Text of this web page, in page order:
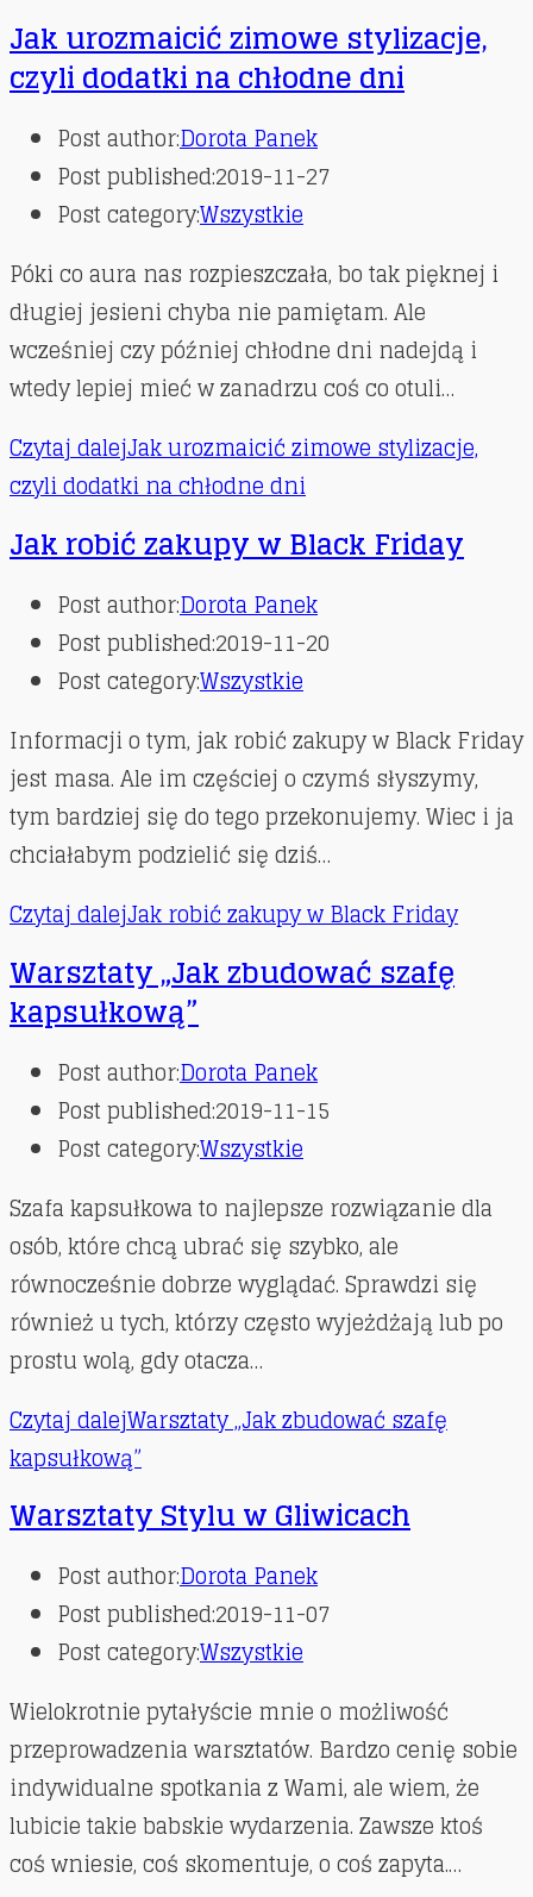
Jak urozmaicić zimowe stylizacje,
czyli dodatki na chłodne dni
Post author:Dorota Panek
Post published:2019-11-27
Post category:Wszystkie
Póki co aura nas rozpieszczała, bo tak pięknej i
długiej jesieni chyba nie pamiętam. Ale
wcześniej czy później chłodne dni nadejdą i
wtedy lepiej mieć w zanadrzu coś co otuli…
Czytaj dalejJak urozmaicić zimowe stylizacje,
czyli dodatki na chłodne dni
Jak robić zakupy w Black Friday
Post author:Dorota Panek
Post published:2019-11-20
Post category:Wszystkie
Informacji o tym, jak robić zakupy w Black Friday
jest masa. Ale im częściej o czymś słyszymy,
tym bardziej się do tego przekonujemy. Wiec i ja
chciałabym podzielić się dziś…
Czytaj dalejJak robić zakupy w Black Friday
Warsztaty „Jak zbudować szafę
kapsułkową”
Post author:Dorota Panek
Post published:2019-11-15
Post category:Wszystkie
Szafa kapsułkowa to najlepsze rozwiązanie dla
osób, które chcą ubrać się szybko, ale
równocześnie dobrze wyglądać. Sprawdzi się
również u tych, którzy często wyjeżdżają lub po
prostu wolą, gdy otacza…
Czytaj dalejWarsztaty „Jak zbudować szafę
kapsułkową”
Warsztaty Stylu w Gliwicach
Post author:Dorota Panek
Post published:2019-11-07
Post category:Wszystkie
Wielokrotnie pytałyście mnie o możliwość
przeprowadzenia warsztatów. Bardzo cenię sobie
indywidualne spotkania z Wami, ale wiem, że
lubicie takie babskie wydarzenia. Zawsze ktoś
coś wniesie, coś skomentuje, o coś zapyta.…